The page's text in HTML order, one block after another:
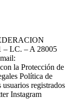
LC. – A 28005
la Protección de
Política de
registrados
Instagram